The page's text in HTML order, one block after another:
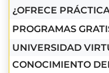
¿OFRECE
PROGRAMAS
UNIVERSIDAD
CONOCIMIENTO